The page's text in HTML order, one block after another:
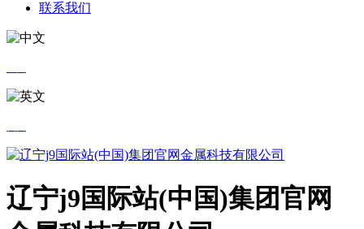
联系我们
辽宁j9国际站(中国)集团官网